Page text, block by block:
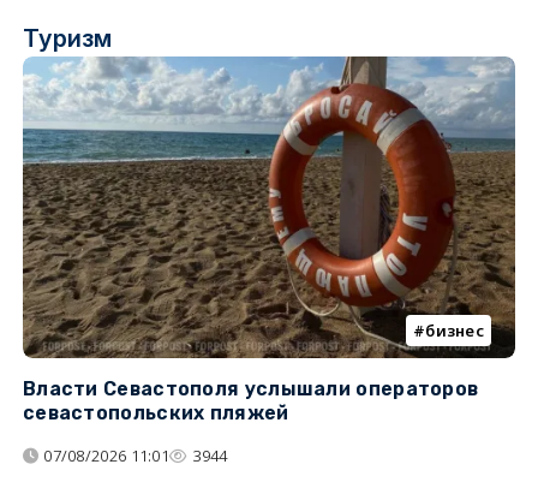
Туризм
бизнес
Власти Севастополя услышали операторов
севастопольских пляжей
07/08/2026 11:01 3944